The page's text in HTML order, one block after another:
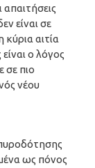
είναι σε
κύρια αιτία
ο λόγος
σε πιο
νέου
ως πόνος